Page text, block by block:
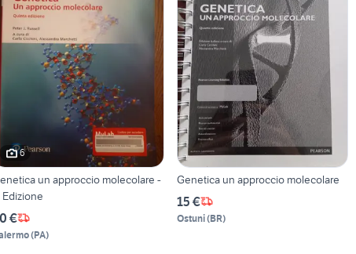
6
un approccio molecolare -
Edizione
€
(PA)
Genetica un approccio molecolare
15 €
Ostuni(BR)